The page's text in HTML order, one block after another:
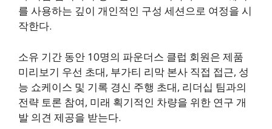
를 사용하는 깊이 개인적인 구성 세션으로 여정을 시
작한다.
소유 기간 동안 10명의 파운더스 클럽 회원은 제품
미리보기 우선 초대, 부가티 리막 본사 직접 접근, 성
능 쇼케이스 및 기록 경신 주행 초대, 리더십 팀과의
전략 토론 참여, 미래 획기적인 차량을 위한 연구 개
발 의견 제공을 받는다.